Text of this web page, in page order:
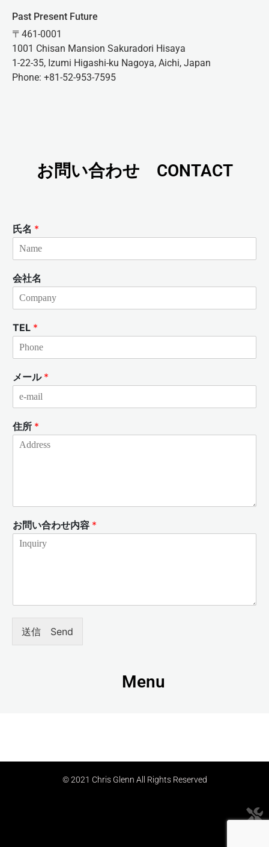
Past Present Future
〒461-0001
1001 Chisan Mansion Sakuradori Hisaya
1-22-35, Izumi Higashi-ku Nagoya, Aichi, Japan
Phone: +81-52-953-7595
お問い合わせ CONTACT
氏名 *
会社名
TEL *
メール *
住所 *
お問い合わせ内容 *
送信 Send
Menu
© 2021 Chris Glenn All Rights Reserved